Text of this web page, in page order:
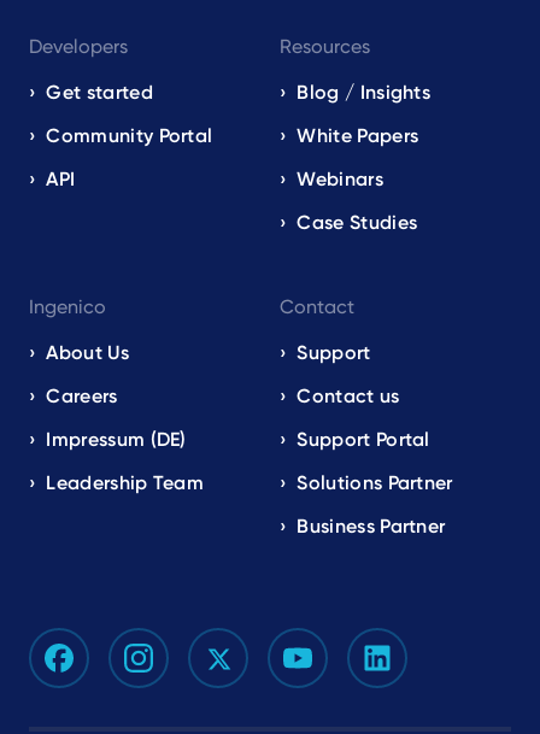
Developers
Get started
Community Portal
API
Resources
Blog / Insights
White Papers
Webinars
Case Studies
Ingenico
About Us
Careers
Impressum (DE)
Leadership Team
Contact
Support
Contact us
Support Portal
Solutions Partner
Business Partner